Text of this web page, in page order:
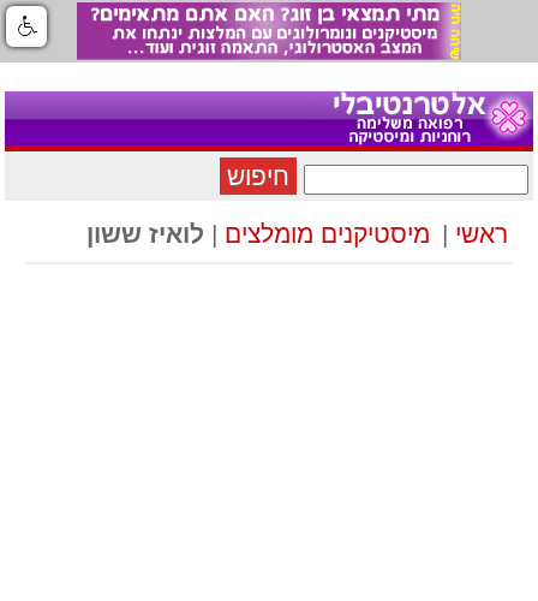
חיפוש
ראשי | מיסטיקנים מומלצים | לואיז ששון